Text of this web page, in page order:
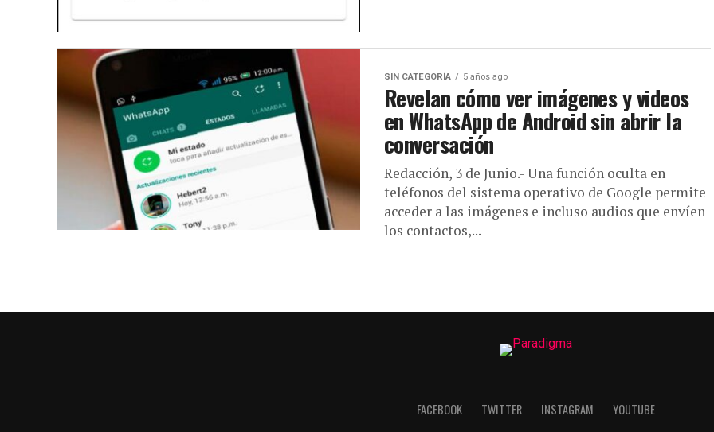
SIN CATEGORÍA 5 años ago
Revelan cómo ver imágenes y videos
en WhatsApp de Android sin abrir la
conversación
Redacción, 3 de Junio.- Una función oculta en
teléfonos del sistema operativo de Google permite
acceder a las imágenes e incluso audios que envíen
los contactos,...
FACEBOOK TWITTER INSTAGRAM YOUTUBE